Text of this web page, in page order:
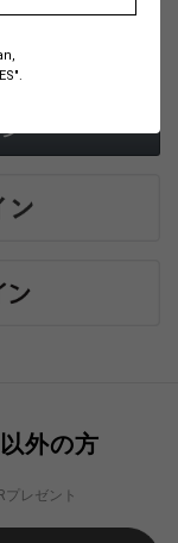
外の方
レゼント